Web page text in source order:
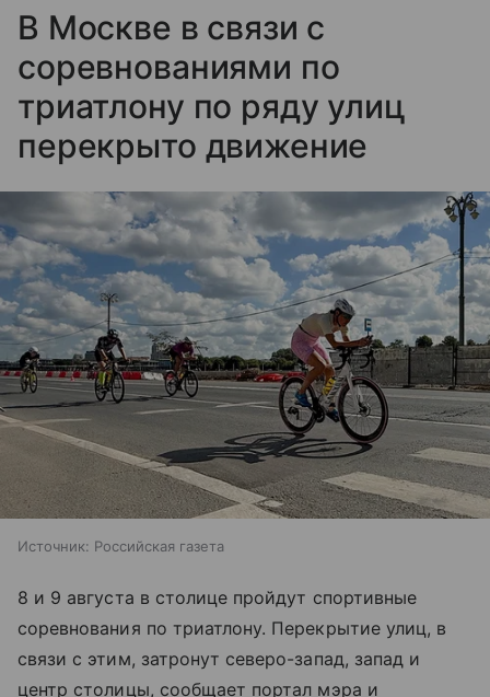
В Москве в связи с
соревнованиями по
триатлону по ряду улиц
перекрыто движение
Источник: Российская газета
8 и 9 августа в столице пройдут спортивные
соревнования по триатлону. Перекрытие улиц, в
связи с этим, затронут северо-запад, запад и
центр столицы, сообщает портал мэра и